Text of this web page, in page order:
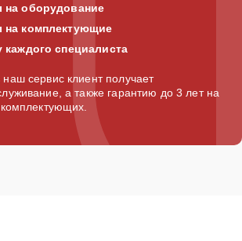
на оборудование
на комплектующие
каждого специалиста
сервис клиент получает
а также гарантию до 3 лет на